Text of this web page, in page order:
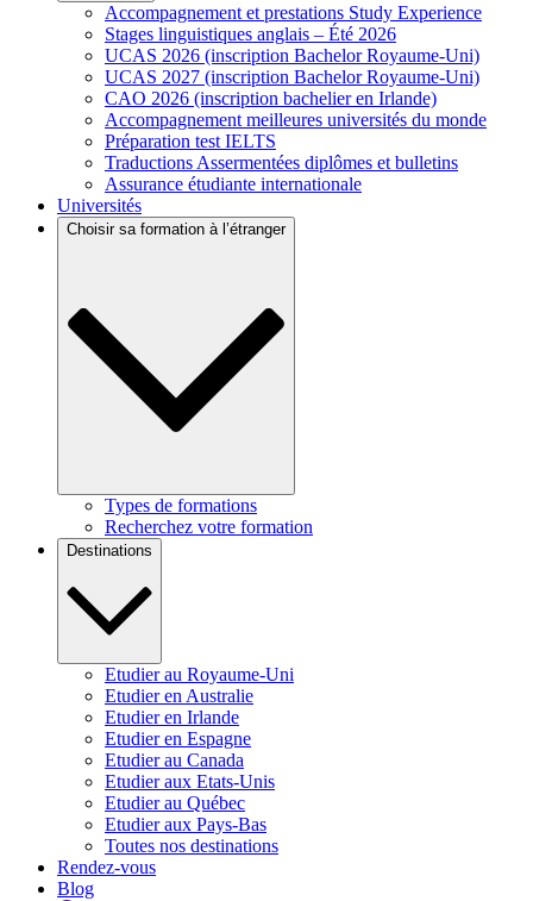
Accompagnement et prestations Study Experience
Stages linguistiques anglais – Été 2026
UCAS 2026 (inscription Bachelor Royaume-Uni)
UCAS 2027 (inscription Bachelor Royaume-Uni)
CAO 2026 (inscription bachelier en Irlande)
Accompagnement meilleures universités du monde
Préparation test IELTS
Traductions Assermentées diplômes et bulletins
Assurance étudiante internationale
Universités
Choisir sa formation à l’étranger
Types de formations
Recherchez votre formation
Destinations
Etudier au Royaume-Uni
Etudier en Australie
Etudier en Irlande
Etudier en Espagne
Etudier au Canada
Etudier aux Etats-Unis
Etudier au Québec
Etudier aux Pays-Bas
Toutes nos destinations
Rendez-vous
Blog